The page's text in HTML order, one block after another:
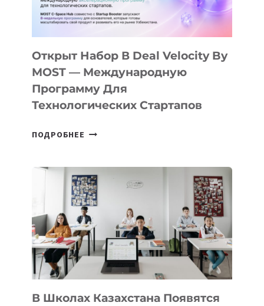
ДАЛ
30
ПОДРОСТКАМ
БИЛЕТ
В
ПРЕДПРИНИМАТЕЛЬСТВО
Открыт Набор В Deal Velocity By
MOST — Международную
Программу Для
Технологических Стартапов
ПОДРОБНЕЕ ОТКРЫТ
DEAL
VELOCITY
BY
MOST
—
МЕЖДУНАРОДНУЮ
ПРОГРАММУ
ДЛЯ
ТЕХНОЛОГИЧЕСКИХ
В Школах Казахстана Появятся